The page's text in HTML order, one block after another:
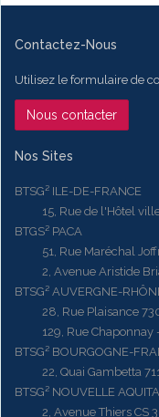
Contactez-Nous
Utilisez le formulaire de
Nous contacter
Nos Sites
BTSG² ILE-DE-FRANCE
15, Rue de l'Hôtel ville
BTGS² PACA
51, Rue Maréchal
2, Avenue Aristide
BTSG² AUVERGNE-
28, Rue Plaisance
129, Rue Chaponnay -
BTSG² BOURGOGNE-
22, Quai Gambetta
BTSG² NOUVELLE
2, Avenue Thiers CS